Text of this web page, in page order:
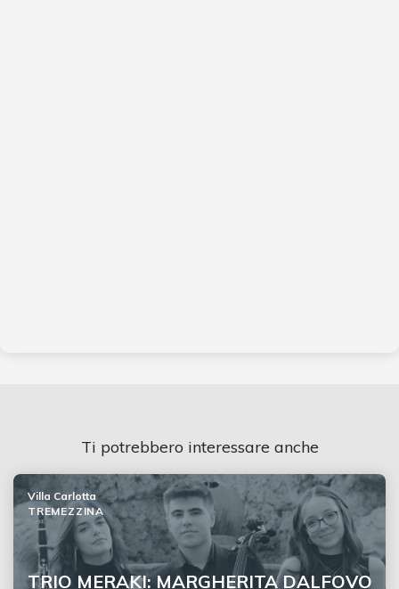
Ti potrebbero interessare anche
TRIO MERAKI: MARGHERITA DALFOVO
Villa Carlotta
TREMEZZINA